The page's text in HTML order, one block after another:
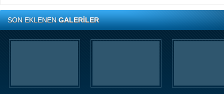
SON EKLENENGALERİLER